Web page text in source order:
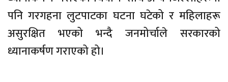
पनि गरगहना लुटपाटका घटना घटेको र महिलाहरू
असुरक्षित भएको भन्दै जनमोर्चाले सरकारको
ध्यानाकर्षण गराएको हो।